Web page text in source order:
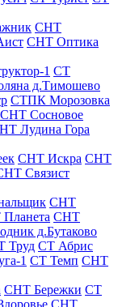
СНТ
СНТ Оптика
1 СТ
д.Тимошево
СТПК Морозовка
СНТ Сосновое
Лудина Гора
СНТ Искра СНТ
Связист
СНТ
СНТ
д.Бутаково
Труд СТ Абрис
1 СТ Темп СНТ
СНТ Бережки СТ
СНТ